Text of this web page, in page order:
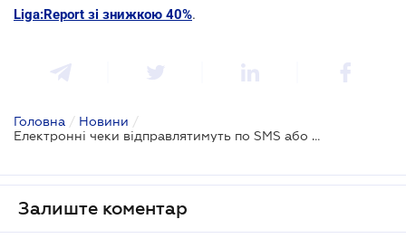
Liga:Report зі знижкою 40%.
Головна / Новини /
Електронні чеки відправлятимуть по SMS або е-mail
Залиште коментар